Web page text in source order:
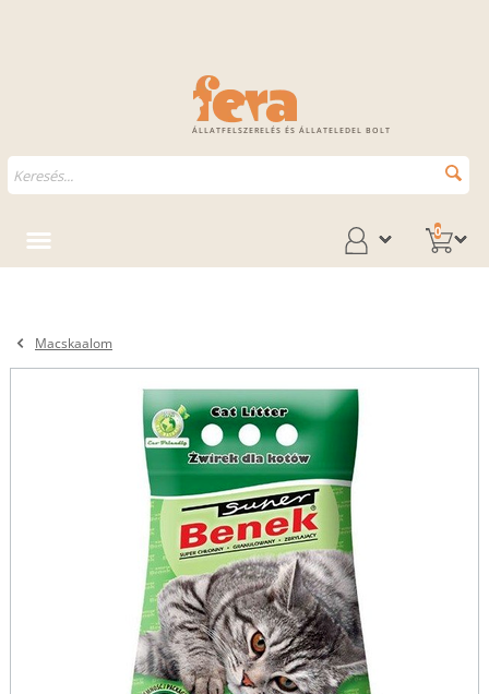
ÁLLATFELSZERELÉS ÉS ÁLLATELEDEL BOLT
0
Macskaalom